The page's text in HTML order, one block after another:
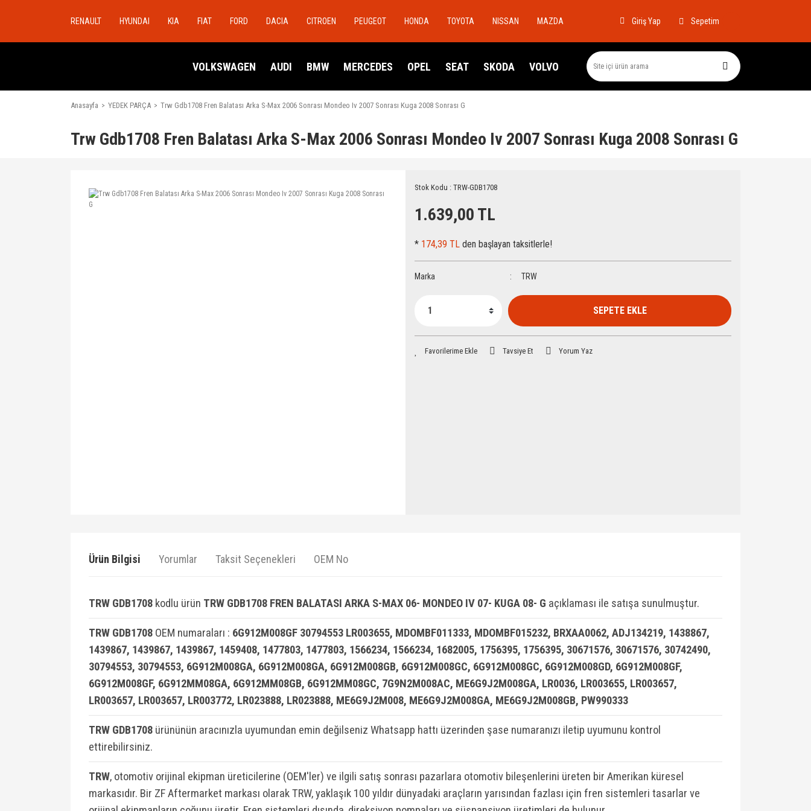
RENAULT HYUNDAI KIA FIAT FORD DACIA CITROEN PEUGEOT HONDA TOYOTA NISSAN MAZDA Giriş Yap Sepetim
VOLKSWAGEN AUDI BMW MERCEDES OPEL SEAT SKODA VOLVO
Anasayfa YEDEK PARÇA Trw Gdb1708 Fren Balatası Arka S-Max 2006 Sonrası Mondeo Iv 2007 Sonrası Kuga 2008 Sonrası G
Trw Gdb1708 Fren Balatası Arka S-Max 2006 Sonrası Mondeo Iv 2007 Sonrası Kuga 2008 Sonrası G
Stok Kodu : TRW-GDB1708
1.639,00 TL
* 174,39 TL den başlayan taksitlerle!
Marka TRW
SEPETE EKLE
Tavsiye Et Yorum Yaz
Ürün Bilgisi Yorumlar Taksit Seçenekleri OEM No
TRW GDB1708 kodlu ürün TRW GDB1708 FREN BALATASI ARKA S-MAX 06- MONDEO IV 07- KUGA 08- G açıklaması ile satışa sunulmuştur.
TRW GDB1708 OEM numaraları : 6G912M008GF 30794553 LR003655, MDOMBF011333, MDOMBF015232, BRXAA0062, ADJ134219, 1438867,
1439867, 1439867, 1439867, 1459408, 1477803, 1477803, 1566234, 1566234, 1682005, 1756395, 1756395, 30671576, 30671576, 30742490,
30794553, 30794553, 6G912M008GA, 6G912M008GA, 6G912M008GB, 6G912M008GC, 6G912M008GC, 6G912M008GD, 6G912M008GF,
6G912M008GF, 6G912MM08GA, 6G912MM08GB, 6G912MM08GC, 7G9N2M008AC, ME6G9J2M008GA, LR0036, LR003655, LR003657,
LR003657, LR003657, LR003772, LR023888, LR023888, ME6G9J2M008, ME6G9J2M008GA, ME6G9J2M008GB, PW990333
TRW GDB1708 ürününün aracınızla uyumundan emin değilseniz Whatsapp hattı üzerinden şase numaranızı iletip uyumunu kontrol
ettirebilirsiniz.
TRW, otomotiv orijinal ekipman üreticilerine (OEM'ler) ve ilgili satış sonrası pazarlara otomotiv bileşenlerini üreten bir Amerikan küresel
markasıdır. Bir ZF Aftermarket markası olarak TRW, yaklaşık 100 yıldır dünyadaki araçların yarısından fazlası için fren sistemleri tasarlar ve